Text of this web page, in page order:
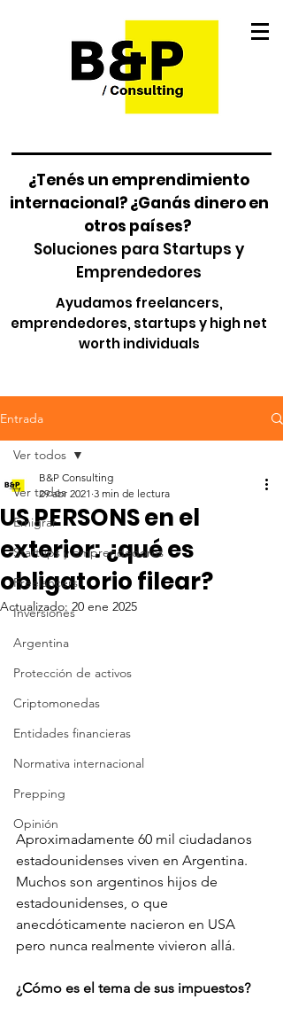
¿Tenés un emprendimiento
internacional? ¿Ganás dinero en
otros países?
Soluciones para Startups y
Emprendedores
Ayudamos freelancers,
emprendedores, startups y high net
worth individuals
Entrada
Ver todos
Emigrar
Startups y emprendedores
Freelancers
Inversiones
Argentina
Protección de activos
Criptomonedas
Entidades financieras
Normativa internacional
Prepping
Opinión
Ver todos
US PERSONS en el
exterior: ¿qué es
obligatorio filear?
B&P Consulting
29 abr 2021 3 min de lectura
Actualizado: 20 ene 2025
Aproximadamente 60 mil ciudadanos
estadounidenses viven en Argentina.
Muchos son argentinos hijos de
estadounidenses, o que
anecdóticamente nacieron en USA
pero nunca realmente vivieron allá.
¿Cómo es el tema de sus impuestos?